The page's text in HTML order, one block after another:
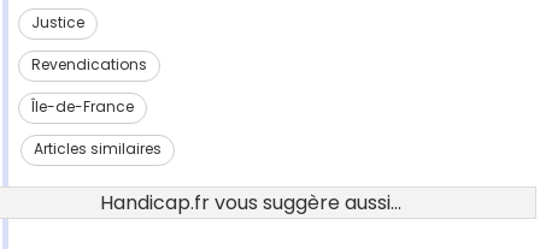
Justice
Revendications
Île-de-France
Articles similaires
Handicap.fr vous suggère aussi...